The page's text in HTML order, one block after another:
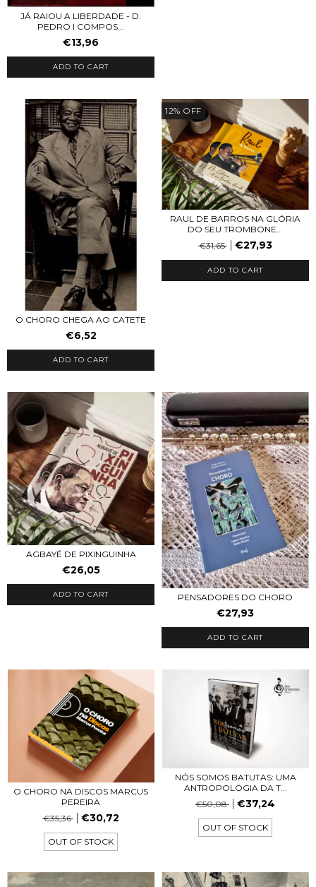
JÁ RAIOU A LIBERDADE - D.
PEDRO I COMPOS...
€13,96
O CHORO CHEGA AO CATETE
€6,52
12% OFF
RAUL DE BARROS NA GLÓRIA
DO SEU TROMBONE...
€31,65
€27,93
ADD TO CART
AGBAYÉ DE PIXINGUINHA
€26,05
PENSADORES DO CHORO
€27,93
O CHORO NA DISCOS MARCUS
PEREIRA
€35,36
€30,72
OUT OF STOCK
NÓS SOMOS BATUTAS: UMA
ANTROPOLOGIA DA T...
€50,08
€37,24
OUT OF STOCK